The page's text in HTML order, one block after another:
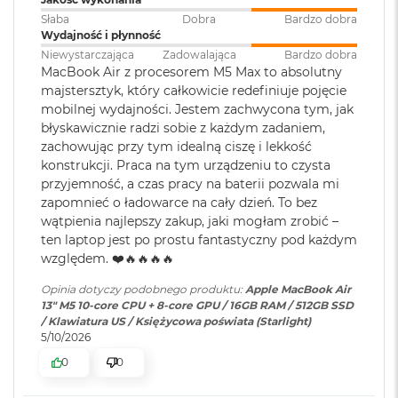
ś
c
i
d
y
s
k
u
M
a
c
B
o
k
A
r
2
5
6
Jasność 500 nitów
Kolory
Możliwość wyświetlania miliarda kolorów
Szeroka gama kolorów (P3)
Technologia True Tone
Chip
Apple M5
Apple M5 (10-rdzeniowy procesor CPU + 10-rdzeniowy procesor
Pojemność baterii: 53,8 Wh
Szybkie ładowanie :
Możliwość szybkiego ładowania
zasilaczem USB-C o mocy 70W
Ładowanie i
rozbudowa:
Dwa porty Thunderbolt 4
(USB‑C) obsługujące:
Ładowanie,
DisplayPort
Thunderbolt 4 (do 40 Gb/s),
USB 4 (do 40 Gb/s)
Klawiatura
numeryczna
NIE
Słaba
Dobra
Bardzo dobra
Wydajność i płynność
Niewystarczająca
Zadowalająca Bardzo dobra
MacBook Air z procesorem M5 Max to absolutny
majstersztyk, który całkowicie redefiniuje pojęcie
mobilnej wydajności. Jestem zachwycona tym, jak
błyskawicznie radzi sobie z każdym zadaniem,
zachowując przy tym idealną ciszę i lekkość
konstrukcji. Praca na tym urządzeniu to czysta
przyjemność, a czas pracy na baterii pozwala mi
zapomnieć o ładowarce na cały dzień. To bez
wątpienia najlepszy zakup, jaki mogłam zrobić –
ten laptop jest po prostu fantastyczny pod każdym
względem. ❤️🔥🔥🔥🔥
Opinia dotyczy podobnego produktu:Apple MacBook Air
13" M5 10-core CPU + 8-core GPU / 16GB RAM / 512GB SSD
/ Klawiatura US / Księżycowa poświata (Starlight)
5/10/2026
0
0